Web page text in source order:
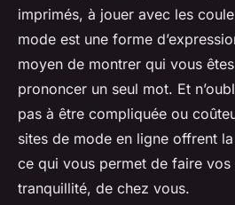
imprimés, à jouer avec les
mode est une forme
moyen de montrer qui vous
prononcer un seul mot. Et
pas à être compliquée ou
sites de mode en ligne offrent la
ce qui vous permet de faire vos
tranquillité, de chez vous.